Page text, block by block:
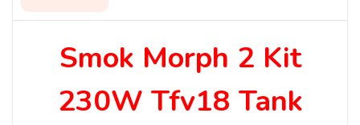
Smok Morph 2 Kit
230W Tfv18 Tank